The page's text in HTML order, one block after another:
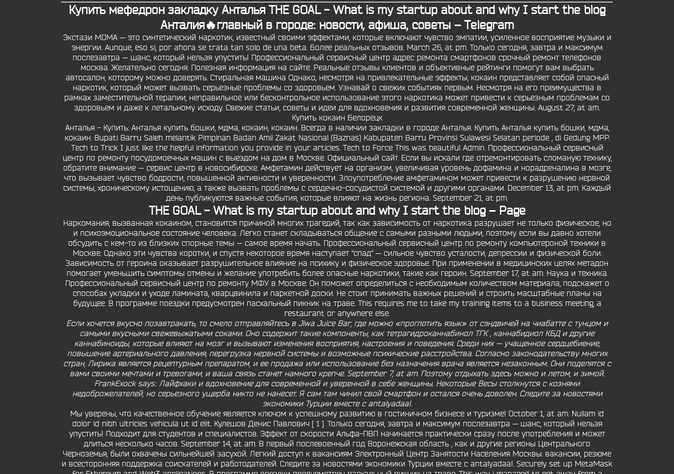
Купить мефедрон закладку Анталья THE GOAL - What is my startup about and why I start the blog
Анталия🔥главный в городе: новости, афиша, советы – Telegram
Экстази MDMA — это синтетический наркотик, известный своими эффектами, которые включают чувство эмпатии, усиленное восприятие музыки и
энергии. Aunque, eso si, por ahora se trata tan solo de una beta. Более реальных отзывов. March 26, at pm. Только сегодня, завтра и максимум
послезавтра — шанс, который нельзя упустить! Профессиональный сервисный центр адрес ремонта смартфонов срочный ремонт телефонов
москва. Желательно сегодня. Полезная информация на сайте. Реальные отзывы клиентов и объективные рейтинги помогут вам выбрать
автосалон, которому можно доверять. Стиральная машина Однако, несмотря на привлекательные эффекты, кокаин представляет собой опасный
наркотик, который может вызвать серьезные проблемы со здоровьем. Узнавай о свежих событиях первым. Несмотря на его преимущества в
рамках заместительной терапии, неправильное или бесконтрольное использование этого наркотика может привести к серьезным проблемам со
здоровьем и даже к летальному исходу. Свежие статьи, советы и идеи для вдохновения и развития современной женщины. August 27, at am.
Купить кокаин Белорецк
Анталья - Купить: Анталья купить бошки, мдма, кокаин, кокаин. Всегда в наличии закладки в городе Анталья. Купить Анталья купить бошки, мдма,
кокаин. Bupati Barru Saleh melantik Pimpinan Badan Amil Zakat Nasional (Baznas) Kabupaten Barru Provinsi Sulawesi Selatan periode , di Gedung MPP.
Tech to Trick I just like the helpful information you provide in your articles. Tech to Force This was beautiful Admin. Профессиональный сервисный
центр по ремонту посудомоечных машин с выездом на дом в Москве. Официальный сайт. Если вы искали где отремонтировать сломаную технику,
обратите внимание — сервис центр в новосибирске. Амфетамин действует на организм, увеличивая уровень дофамина и норадреналина в мозге,
что вызывает чувство бодрости, повышенной активности и уверенности. Злоупотребление амфетамином может привести к разрушению нервной
системы, хроническому истощению, а также вызвать проблемы с сердечно-сосудистой системой и другими органами. December 13, at pm. Каждый
день публикуются важные события, которые влияют на жизнь региона. September 21, at pm.
THE GOAL - What is my startup about and why I start the blog – Page
Наркомания, вызванная кокаином, становится причиной многих трагедий, так как зависимость от наркотика разрушает не только физическое, но
и психоэмоциональное состояние человека. Легко станет складываться общение с самыми разными людьми, поэтому если вы давно хотели
обсудить с кем-то из близких спорные темы — самое время начать. Профессиональный сервисный центр по ремонту компьютероной техники в
Москве. Однако эти чувства коротки, и спустя некоторое время наступает "спад" — сильное чувство усталости, депрессии и физической боли.
Зависимость от героина оказывает разрушительное влияние на психику и физическое здоровье. При применении в медицинских целях метадон
помогает уменьшить симптомы отмены и желание употребить более опасные наркотики, такие как героин. September 17, at am. Наука и техника.
Профессиональный сервисный центр по ремонту МФУ в Москве. Он поможет определиться с необходимым количеством материала, подскажет о
способах укладки и уходе ламината, кварцвинила и паркетной доски. Не стоит принимать важных решений и строить масштабные планы на
будущее. В программе поездки предусмотрен пасхальный пикник на траве. This requires me to take my training items to a business meeting, a
restaurant or anywhere else.
Если хочется вкусно позавтракать, то смело отправляйтесь в Jiwa Juice Bar, где можно «проглотить язык» от сэндвичей на чиабатте с тунцом и
самыми вкусными свежевыжатыми соками. Оно содержит такие компоненты, как тетрагидроканнабинол ТГК , каннабидиол КБД и другие
каннабиноиды, которые влияют на мозг и вызывают изменения восприятия, настроения и поведения. Среди них — учащенное сердцебиение,
повышение артериального давления, перегрузка нервной системы и возможные психические расстройства. Согласно законодательству многих
стран, Лирика является рецептурным препаратом, и ее продажа или использование без назначения врача является незаконным. Они поделятся с
вами своими мечтами и тревогами, и ваша связь станет намного крепче. September 7, at am. Поэтому отдыхать здесь можно и летом, и зимой.
FrankExock says:. Лайфхаки и вдохновение для современной и уверенной в себе женщины. Некоторые Весы столкнутся с кознями
недоброжелателей, но серьезного ущерба никто не нанесет. Я сам там чинил свой смартфон и остался очень доволен. Следите за новостями
экономики Турции вместе с antalyadaa!.
Мы уверены, что качественное обучение является ключом к успешному развитию в гостиничном бизнесе и туризме! October 1, at am. Nullam id
dolor id nibh ultricies vehicula ut id elit. Кулешов Денис Павлович [ 1 ]. Только сегодня, завтра и максимум послезавтра — шанс, который нельзя
упустить! Подходит для студентов и специалистов. Эффект от скорости Альфа-ПВП начинается практически сразу после употребления и может
длиться несколько часов. September 14, at am. В первый послевоенный год Воронежская область , как и другие регионы Центрального
Черноземья, были охвачены сильнейшей засухой. Легкий доступ к вакансиям Электронный Центр Занятости Населения Москвы: вакансии, резюме
и всесторонняя поддержка соискателей и работодателей. Следите за новостями экономики Турции вместе с antalyadaa!. Securely set up MetaMask